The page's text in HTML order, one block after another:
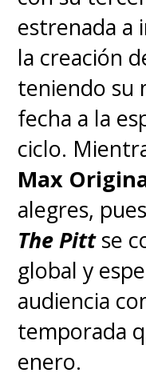
estrenada a
la creación
teniendo su
fecha a la
ciclo.
Max
alegres,
The Pittse
global y
audiencia
temporada
enero.